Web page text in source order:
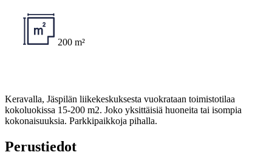
200 m²
Keravalla, Jäspilän liikekeskuksesta vuokrataan toimistotilaa
kokoluokissa 15-200 m2. Joko yksittäisiä huoneita tai isompia
kokonaisuuksia. Parkkipaikkoja pihalla.
Perustiedot